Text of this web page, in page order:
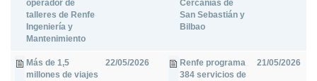
operador de
talleres de Renfe
Ingeniería y
Mantenimiento
Cercanías de
San Sebastián y
Bilbao
Más de 1,5
millones de viajes
22/05/2026
Renfe programa
384 servicios de
21/05/2026